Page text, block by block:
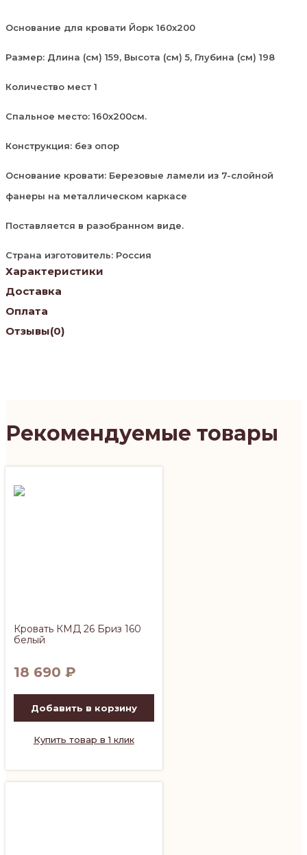
Основание для кровати Йорк 160х200
Размер: Длина (см) 159, Высота (см) 5, Глубина (см) 198
Количество мест 1
Спальное место: 160х200см.
Конструкция: без опор
Основание кровати: Березовые ламели из 7-слойной
фанеры на металлическом каркасе
Поставляется в разобранном виде.
Страна изготовитель: Россия
Характеристики
Доставка
Оплата
Отзывы(0)
Рекомендуемые товары
Кровать КМД 26 Бриз 160
белый
18 690 ₽
Добавить в корзину
Купить товар в 1 клик